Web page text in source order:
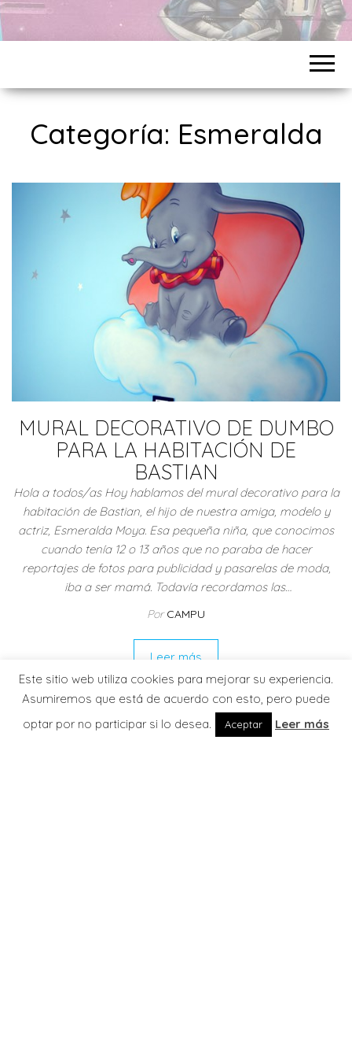
Categoría: Esmeralda
MURAL DECORATIVO DE DUMBO
PARA LA HABITACIÓN DE
BASTIAN
Hola a todos/as Hoy hablamos del mural decorativo para la
habitación de Bastian, el hijo de nuestra amiga, modelo y
actriz, Esmeralda Moya. Esa pequeña niña, que conocimos
cuando tenía 12 o 13 años que no paraba de hacer
reportajes de fotos para publicidad y pasarelas de moda,
iba a ser mamá. Todavía recordamos las…
Por CAMPU
Leer más
Este sitio web utiliza cookies para mejorar su experiencia.
Asumiremos que está de acuerdo con esto, pero puede
optar por no participar si lo desea.
Aceptar Leer más